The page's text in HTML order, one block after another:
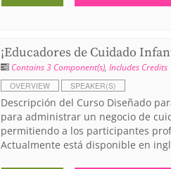
¡Educadores de Cuidado
Contains 3 Component(s), Includes Credits
OVERVIEW SPEAKER(S)
Descripción del Curso Diseñado
para administrar un negocio de
permitiendo a los participantes
Actualmente está disponible en